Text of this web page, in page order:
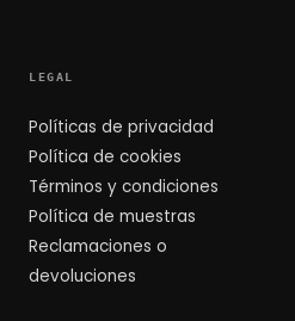
LEGAL
Políticas de privacidad
Política de cookies
Términos y condiciones
Política de muestras
Reclamaciones o
devoluciones